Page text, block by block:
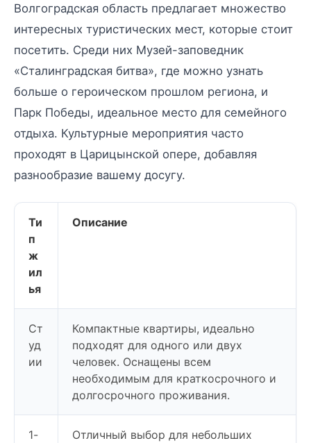
Волгоградская область предлагает множество
интересных туристических мест, которые стоит
посетить. Среди них Музей-заповедник
«Сталинградская битва», где можно узнать
больше о героическом прошлом региона, и
Парк Победы, идеальное место для семейного
отдыха. Культурные мероприятия часто
проходят в Царицынской опере, добавляя
разнообразие вашему досугу.
Ти
п
ж
ил
ья
Описание
Ст
уд
ии
Компактные квартиры, идеально
подходят для одного или двух
человек. Оснащены всем
необходимым для краткосрочного и
долгосрочного проживания.
1-
Отличный выбор для небольших